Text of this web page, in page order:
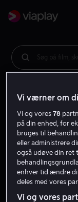
Søg på film,
Vi værner om
Vi og vores78
på din enhed, for
bruges til
eller administrere
også udøve din ret
enhver tid ændre
deles med vores
Vi og vores